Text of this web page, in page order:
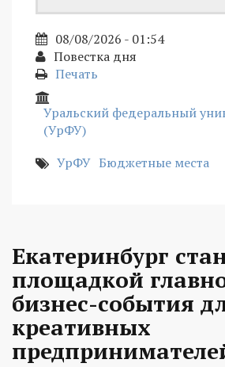
08/08/2026 - 01:54
Повестка дня
Печать
Уральский федеральный
(УрФУ)
УрФУ Бюджетные места
Екатеринбург
площадкой
бизнес-события
креативных